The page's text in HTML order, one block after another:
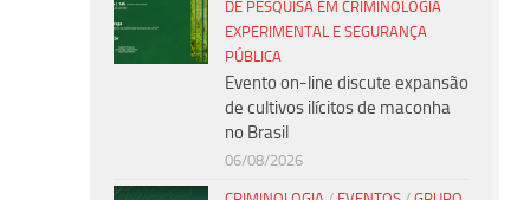
DE PESQUISA EM CRIMINOLOGIA
EXPERIMENTAL E SEGURANÇA
PÚBLICA
Evento on-line discute expansão
de cultivos ilícitos de maconha
no Brasil
06/08/2026